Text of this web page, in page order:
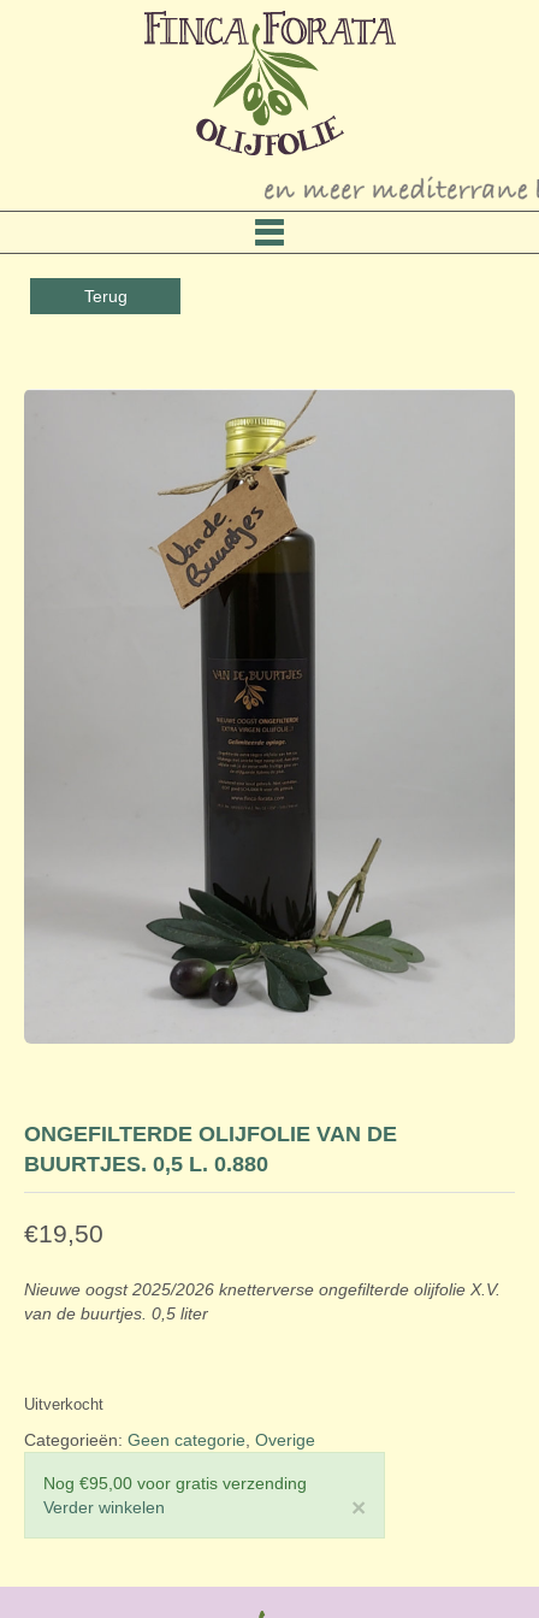
Terug
ONGEFILTERDE OLIJFOLIE VAN DE
BUURTJES. 0,5 L. 0.880
€19,50
Nieuwe oogst 2025/2026 knetterverse ongefilterde olijfolie X.V.
van de buurtjes. 0,5 liter
Uitverkocht
Categorieën: Geen categorie Overige
Nog €95,00 voor gratis verzending
Verder winkelen
×